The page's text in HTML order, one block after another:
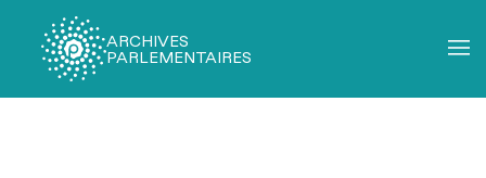
ARCHIVES
PARLEMENTAIRES